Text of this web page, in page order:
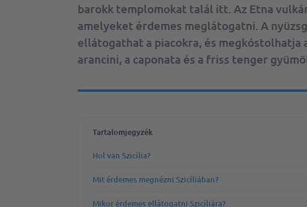
barokk templomokat talál itt. Az Etna
amelyeket érdemes meglátogatni. A
ellátogathat a piacokra, és megkóstolhatja
arancini, a caponata és a friss tenger
Tartalomjegyzék
Hol van Szicília?
Mit érdemes megnézni Szicíliában?
Mikor érdemes ellátogatni Szicíliára?